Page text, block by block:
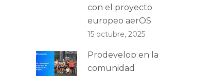
con el proyecto
europeo aerOS
15 octubre, 2025
Prodevelop en la
comunidad